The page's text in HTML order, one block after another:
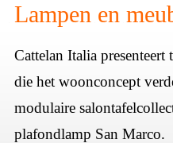
Lampen en
Cattelan Italia
die het woonconcept
modulaire
plafondlamp San Marco.